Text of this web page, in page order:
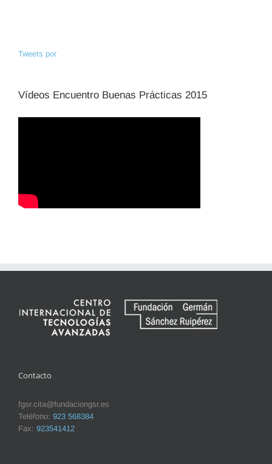
Tweets por
Vídeos Encuentro Buenas Prácticas 2015
Contacto
fgsr.cita@fundaciongsr.es
Teléfono: 923 568384
Fax: 923541412